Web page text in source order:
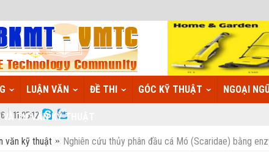
LUẬN VĂN ĐỀ THI GÓC KỸ THUẬT NGOẠI
TƯ VẤN KỸ THUẬT
11:25:13
văn kỹ thuật Nghiên cứu thủy phân đầu cá Mó (Scaridae) bằng